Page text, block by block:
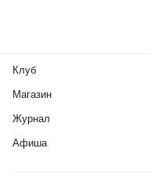
Клуб
Магазин
Журнал
Афиша